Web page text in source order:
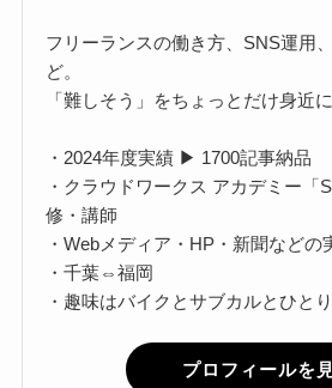
フリーランスの働き方、SNS運用
ど。
「難しそう」をちょっとだけ身近
・2024年度実績 ▶ 1700記事納品
・クラウドワークス アカデミー「
修・講師
・Webメディア・HP・新聞などの
・千葉⇔福岡
・趣味はバイクとサブカルとひと
プロフィールを